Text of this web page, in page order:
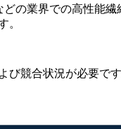
の業界での高性能
。
び競合状況が必要です